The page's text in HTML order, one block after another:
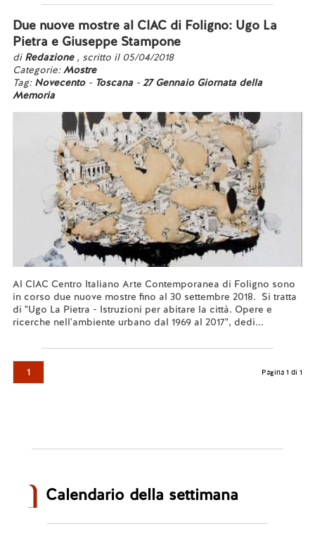
Due nuove mostre al CIAC di Foligno: Ugo La
Pietra e Giuseppe Stampone
di Redazione , scritto il 05/04/2018
Categorie:Mostre
Tag: Novecento- Toscana- 27 Gennaio Giornata della
Memoria
Al CIAC Centro Italiano Arte Contemporanea di Foligno sono
in corso due nuove mostre fino al 30 settembre 2018. Si tratta
di "Ugo La Pietra - Istruzioni per abitare la città. Opere e
ricerche nell'ambiente urbano dal 1969 al 2017", dedi...
1 Pagina 1 di 1
Calendario della settimana